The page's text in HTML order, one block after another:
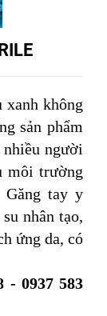
xanh không
sản phẩm
người
môi trường
tay y
nhân tạo,
ứng da, có
- 0937 583